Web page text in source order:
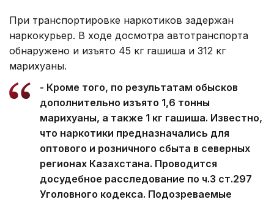
При транспортировке наркотиков задержан
наркокурьер. В ходе досмотра автотранспорта
обнаружено и изъято 45 кг гашиша и 312 кг
марихуаны.
- Кроме того, по результатам обысков
дополнительно изъято 1,6 тонны
марихуаны, а также 1 кг гашиша. Известно,
что наркотики предназначались для
оптового и розничного сбыта в северных
регионах Казахстана. Проводится
досудебное расследование по ч.3 ст.297
Уголовного кодекса. Подозреваемые